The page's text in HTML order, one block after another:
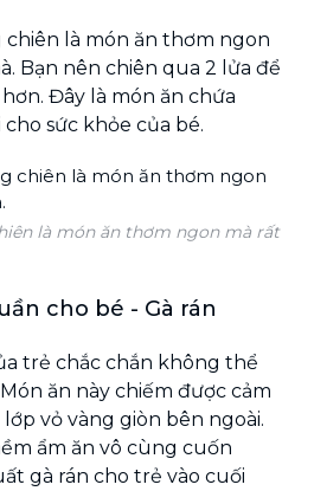
chiên là món ăn thơm ngon
Bạn nên chiên qua 2 lửa để
Đây là món ăn chứa
sức khỏe của bé.
là món ăn thơm ngon mà rất
cho bé - Gà rán
trẻ chắc chắn không thể
ăn này chiếm được cảm
vỏ vàng giòn bên ngoài.
ẩm ăn vô cùng cuốn
gà rán cho trẻ vào cuối